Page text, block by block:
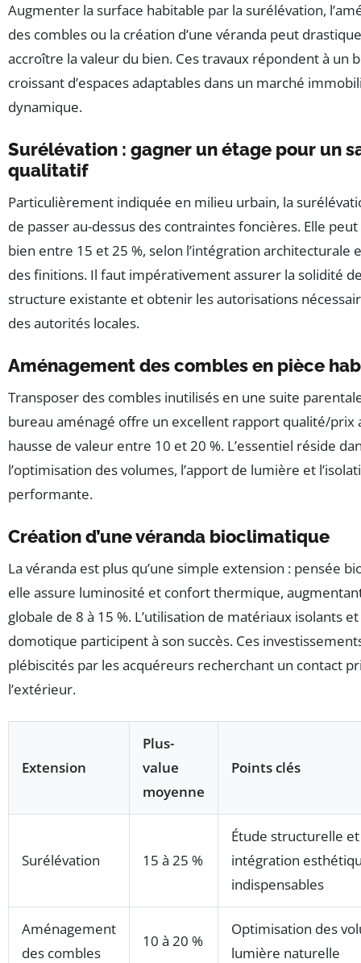
Augmenter la surface habitable par la surélévation,
des combles ou la création d’une véranda peut
accroître la valeur du bien. Ces travaux répondent à un
croissant d’espaces adaptables dans un marché
dynamique.
Surélévation : gagner un étage pour un
qualitatif
Particulièrement indiquée en milieu urbain, la
de passer au-dessus des contraintes foncières. Elle
bien entre 15 et 25 %, selon l’intégration architecturale
des finitions. Il faut impérativement assurer la solidité
structure existante et obtenir les autorisations
des autorités locales.
Aménagement des combles en pièce
Transposer des combles inutilisés en une suite
bureau aménagé offre un excellent rapport qualité/prix
hausse de valeur entre 10 et 20 %. L’essentiel réside
l’optimisation des volumes, l’apport de lumière et
performante.
Création d’une véranda bioclimatique
La véranda est plus qu’une simple extension : pensée
elle assure luminosité et confort thermique,
globale de 8 à 15 %. L’utilisation de matériaux isolants
domotique participent à son succès. Ces
plébiscités par les acquéreurs recherchant un contact
l’extérieur.
Extension
Plus-
value
moyenne
Points clés
Surélévation 15 à 25 %
Étude structurelle et
intégration
indispensables
Aménagement
des combles
10 à 20 %
Optimisation des
lumière naturelle